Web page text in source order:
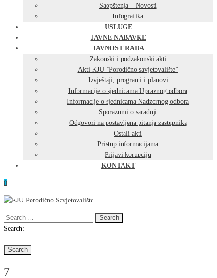
Saopštenja – Novosti
Infografika
USLUGE
JAVNE NABAVKE
JAVNOST RADA
Zakonski i podzakonski akti
Akti KJU ”Porodično savjetovalište”
Izvještaji, programi i planovi
Informacije o sjednicama Upravnog odbora
Informacije o sjednicama Nadzornog odbora
Sporazumi o saradnji
Odgovori na postavljena pitanja zastupnika
Ostali akti
Pristup informacijama
Prijavi korupciju
KONTAKT
0
Search
for:
Search
Search:
7